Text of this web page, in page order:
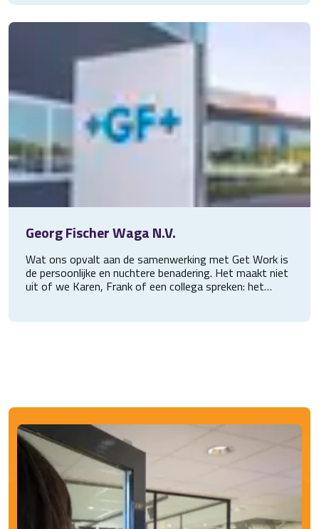
aan een fijne leefomgeving voor de mensen en
bedrijven in de Get Work-omgeving. Zowel voor de
inleners en collega’s, als de lokale gemeenschap geldt
ons motto ‘Get Work maakt het mogelijk’.
Georg Fischer Waga N.V.
Wat ons opvalt aan de samenwerking met Get Work is
de persoonlijke en nuchtere benadering. Het maakt niet
uit of we Karen, Frank of een collega spreken: het
voorgesteld die passen bij onze organisatie.